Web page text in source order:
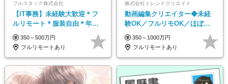
フルスタック株式会社
【IT事務】未経験大歓迎＊フ
ルリモート＊服装自由＊年休
125日以上＊残業なし＊月給26
万円以上
350～500万円
フルリモートあり
株式会社トレンドクリエイト
動画編集クリエイター◆未経
験OK／フルリモOK／ほぼ定
時帰り／年間休日125日／髪・
服・ネイル自由／副業OK
350～1000万円
フルリモートあり